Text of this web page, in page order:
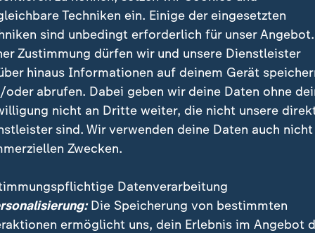
gegen Ecuador ist Deutschlands nächter Gegner
und Robustheit zeichnen das Team aus. Und starke
Verkauf ab
Techniken ein. Einige der eingesetzten
sind unbedingt erforderlich für unser
Zustimmung dürfen wir und unsere Dienstleister
hinaus Informationen auf deinem Gerät
oder abrufen. Dabei geben wir deine Daten ohne
nicht an Dritte weiter, die nicht unsere
sind. Wir verwenden deine Daten auch nicht
Zwecken.
Datenverarbeitung
Die Speicherung von bestimmten
ermöglicht uns, dein Erlebnis im Angebot